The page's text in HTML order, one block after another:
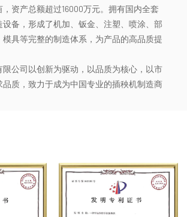
资产总额超过16000万元。拥有国内全套
备，形成了机加、钣金、注塑、喷涂、部
具等完整的制造体系，为产品的高品质提
公司以创新为驱动，以品质为核心，以市
质，致力于成为中国专业的插秧机制造商